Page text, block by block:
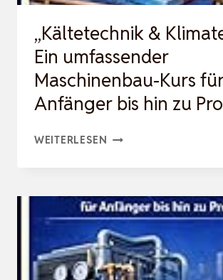
BAND…
„Kältetechnik &
Ein umfassender
Maschinenbau-Kurs
Anfänger bis hin zu
WEITERLESEN „KÄLTETECHNIK
EIN
UMFASSENDER
MASCHINENBAU-
KURS